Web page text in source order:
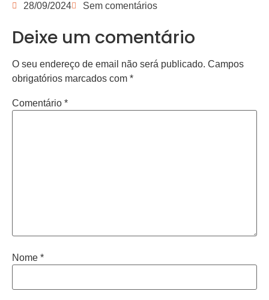
28/09/2024 Sem comentários
Deixe um comentário
O seu endereço de email não será publicado. Campos
obrigatórios marcados com *
Comentário *
Nome *